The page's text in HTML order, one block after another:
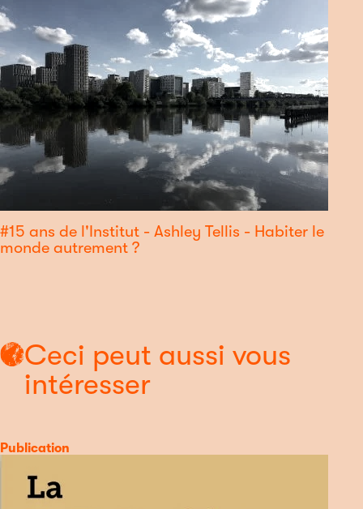
#15 ans de l'Institut - Ashley Tellis - Habiter le
monde autrement ?
Ceci peut aussi vous
intéresser
Catégorie
Publication